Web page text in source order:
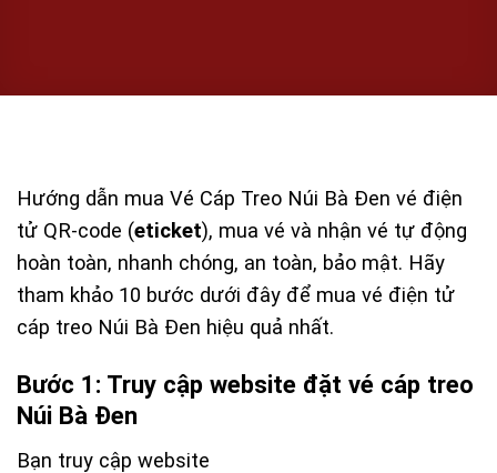
Hướng dẫn mua Vé Cáp Treo Núi Bà Đen vé điện
tử QR-code (eticket), mua vé và nhận vé tự động
hoàn toàn, nhanh chóng, an toàn, bảo mật. Hãy
tham khảo 10 bước dưới đây để mua vé điện tử
cáp treo Núi Bà Đen hiệu quả nhất.
Bước 1: Truy cập website đặt vé cáp treo
Núi Bà Đen
Bạn truy cập website